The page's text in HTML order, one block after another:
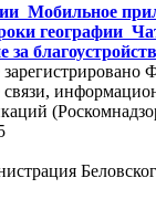
Мобильное
географии
за
связи,